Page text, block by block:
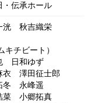
・伝承ホール
洸
秋吉織栄
チビート）
日和ゆず
衣
澤田征士郎
冬
永峰遥
菜
小郷拓真